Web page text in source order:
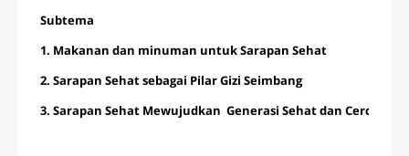
Subtema
1. Makanan dan minuman untuk Sarapan Sehat
2. Sarapan Sehat sebagai Pilar Gizi Seimbang
3. Sarapan Sehat Mewujudkan  Generasi Sehat dan Cerdas